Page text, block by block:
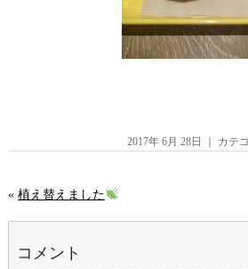
2017年 6月 28日 ｜ カテ
« 植え替えました
コメント